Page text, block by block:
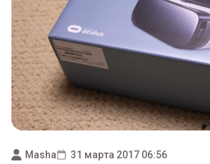
Masha 31 марта 2017 06:56